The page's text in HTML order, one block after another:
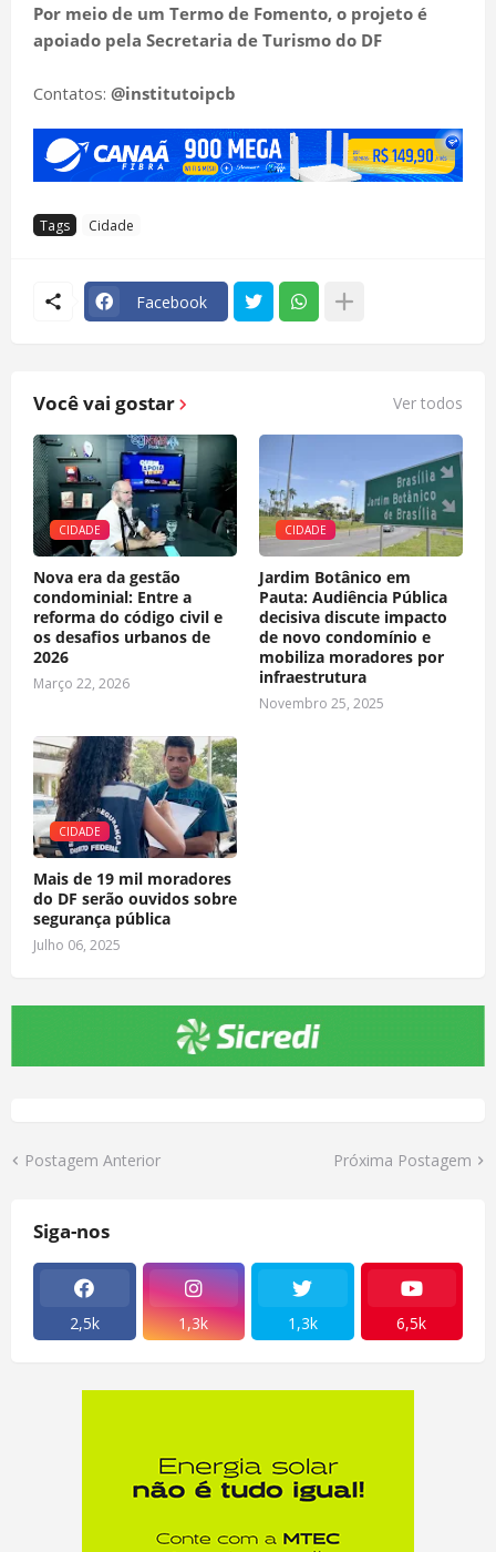
Por meio de um Termo de Fomento, o projeto é
apoiado pela Secretaria de Turismo do DF
Contatos: @institutoipcb
Tags Cidade
Facebook
Você vai gostar Ver todos
CIDADE
Nova era da gestão
condominial: Entre a
reforma do código civil e
os desafios urbanos de
2026
Março 22, 2026
CIDADE
Jardim Botânico em
Pauta: Audiência Pública
decisiva discute impacto
de novo condomínio e
mobiliza moradores por
infraestrutura
Novembro 25, 2025
CIDADE
Mais de 19 mil moradores
do DF serão ouvidos sobre
segurança pública
Julho 06, 2025
Postagem Anterior Próxima Postagem
Siga-nos
2,5k 1,3k 1,3k 6,5k